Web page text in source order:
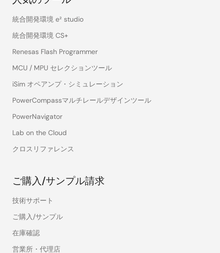
統合開発環境 e² studio
統合開発環境 CS+
Renesas Flash Programmer
MCU / MPU セレクションツール
iSim オペアンプ・シミュレーション
PowerCompassマルチレールデザインツール
PowerNavigator
Lab on the Cloud
クロスリファレンス
ご購入/サンプル請求
技術サポート
ご購入/サンプル
在庫確認
営業所・代理店